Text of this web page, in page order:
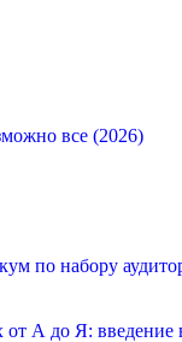
все (2026)
по набору
А до Я: введение